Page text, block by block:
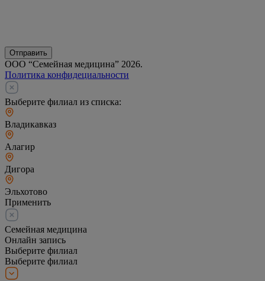
Отправить
ООО “Семейная медицина” 2026.
Политика конфидециальности
Выберите филиал из списка:
Владикавказ
Алагир
Дигора
Эльхотово
Применить
Семейная медицина
Онлайн запись
Выберите филиал
Выберите филиал